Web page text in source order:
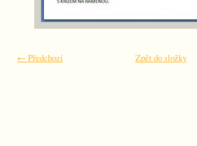
← Předchozí Zpět do složky